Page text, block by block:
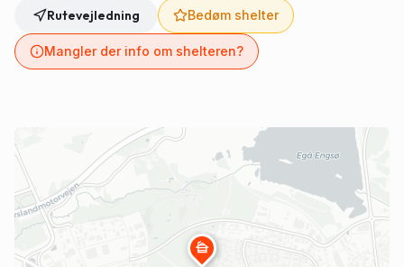
Rutevejledning Bedøm shelter
Mangler der info om shelteren?
cabin